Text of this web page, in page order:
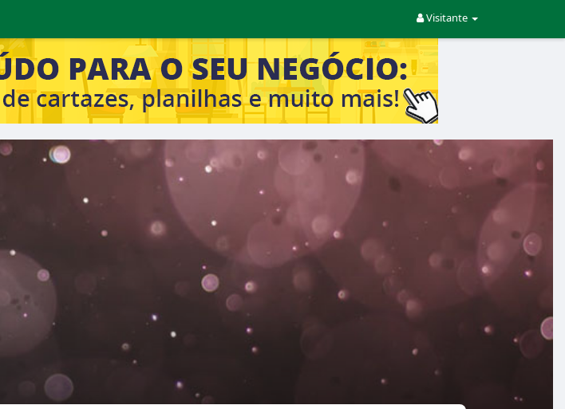
Visitante